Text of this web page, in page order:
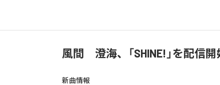
風間 澄海、「SHINE!」を配信開
新曲情報